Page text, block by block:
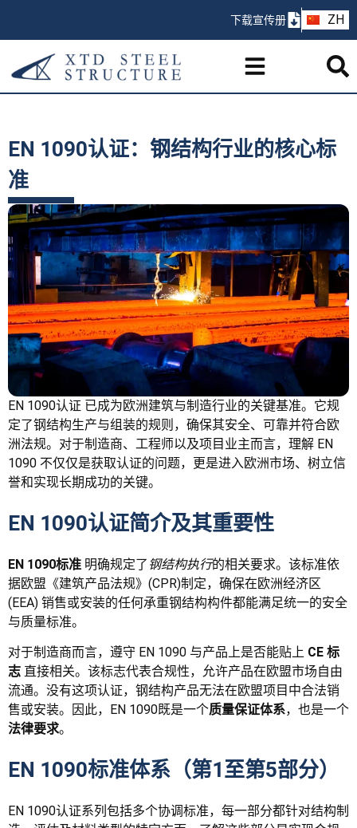
下载宣传册 ZH
PT
EN 1090认证：钢结构行业的核心标
准
EN 1090认证 已成为欧洲建筑与制造行业的关键基准。它规
定了钢结构生产与组装的规则，确保其安全、可靠并符合欧
洲法规。对于制造商、工程师以及项目业主而言，理解 EN
1090 不仅仅是获取认证的问题，更是进入欧洲市场、树立信
誉和实现长期成功的关键。
EN 1090认证简介及其重要性
EN 1090标准 明确规定了 钢结构执行的相关要求。该标准依
据欧盟《建筑产品法规》(CPR)制定，确保在欧洲经济区
(EEA) 销售或安装的任何承重钢结构构件都能满足统一的安全
与质量标准。
对于制造商而言，遵守 EN 1090 与产品上是否能贴上 CE 标
志 直接相关。该标志代表合规性，允许产品在欧盟市场自由
流通。没有这项认证，钢结构产品无法在欧盟项目中合法销
售或安装。因此，EN 1090既是一个质量保证体系，也是一个
法律要求。
EN 1090标准体系（第1至第5部分）
EN 1090认证系列包括多个协调标准，每一部分都针对结构制